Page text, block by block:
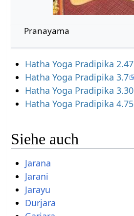
Pranayama
Hatha Yoga Pradipika 2.47
Hatha Yoga Pradipika 3.7
Hatha Yoga Pradipika 3.30
Hatha Yoga Pradipika 4.75
Siehe auch
Jarana
Jarani
Jarayu
Durjara